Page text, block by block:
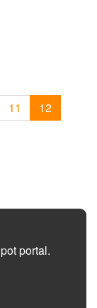
11 12
portal.